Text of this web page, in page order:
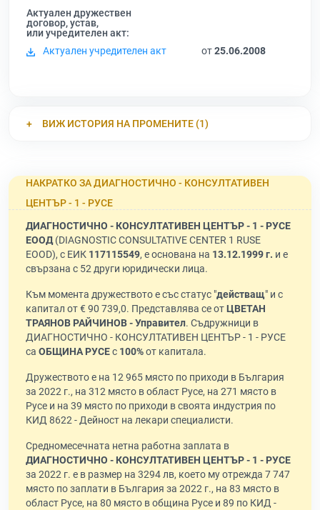
Актуален дружествен
договор, устав,
или учредителен акт:
Актуален учредителен акт
от25.06.2008
ВИЖ ИСТОРИЯ НА ПРОМЕНИТЕ (1)
НАКРАТКО ЗА ДИАГНОСТИЧНО - КОНСУЛТАТИВЕН
ЦЕНТЪР - 1 - РУСЕ
ДИАГНОСТИЧНО - КОНСУЛТАТИВЕН ЦЕНТЪР - 1 - РУСЕ
ЕООД(DIAGNOSTIC CONSULTATIVE CENTER 1 RUSE
EOOD), с ЕИК 117115549, е основана на 13.12.1999 г. и е
свързана с 52 други юридически лица.
Към момента дружеството е със статус "действащ" и с
капитал от € 90 739,0. Представлява се отЦВЕТАН
ТРАЯНОВ РАЙЧИНОВ - Управител. Съдружници в
ДИАГНОСТИЧНО - КОНСУЛТАТИВЕН ЦЕНТЪР - 1 - РУСЕ
са ОБЩИНА РУСЕс 100%от капитала.
Дружеството е на 12 965 място по приходи в България
за 2022 г., на 312 място в област Русе, на 271 място в
Русе и на 39 място по приходи в своята индустрия по
КИД 8622 - Дейност на лекари специалисти.
Средномесечната нетна работна заплата в
ДИАГНОСТИЧНО - КОНСУЛТАТИВЕН ЦЕНТЪР - 1 - РУСЕ
за 2022 г. е в размер на 3294 лв, което му отрежда 7 747
място по заплати в България за 2022 г., на 83 място в
област Русе, на 80 място в община Русе и 89 по КИД -